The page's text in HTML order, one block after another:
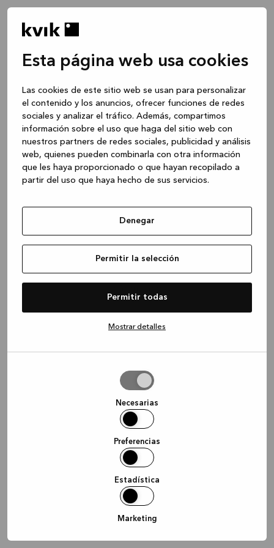
Esta página web usa cookies
Las cookies de este sitio web se usan para personalizar
el contenido y los anuncios, ofrecer funciones de redes
sociales y analizar el tráfico. Además, compartimos
información sobre el uso que haga del sitio web con
nuestros partners de redes sociales, publicidad y análisis
web, quienes pueden combinarla con otra información
que les haya proporcionado o que hayan recopilado a
partir del uso que haya hecho de sus servicios.
Denegar
Permitir la selección
Permitir todas
Mostrar detalles
Necesarias
Preferencias
Estadística
Marketing
Application error: a client-side exception has occurred
loadingwww.kvik.es (see the browser console for more